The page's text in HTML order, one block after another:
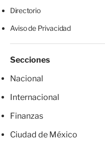
Directorio
Aviso de Privacidad
Secciones
Nacional
Internacional
Finanzas
Ciudad de México